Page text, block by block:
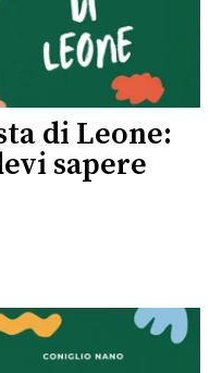
di Leone:
sapere